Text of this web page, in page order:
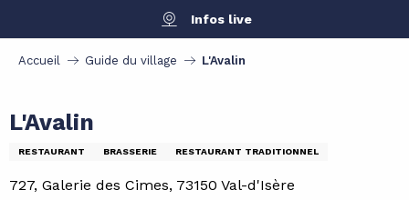
contenu
Infos live
Accueil Guide du village L'Avalin
L'Avalin
RESTAURANT BRASSERIE RESTAURANT TRADITIONNEL
727, Galerie des Cimes, 73150 Val-d'Isère